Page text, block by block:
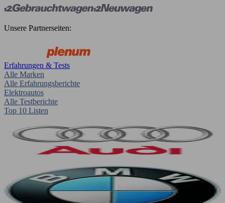
Unsere Partnerseiten:
Erfahrungen & Tests
Alle Marken
Alle Erfahrungsberichte
Elektroautos
Alle Testberichte
Top 10 Listen